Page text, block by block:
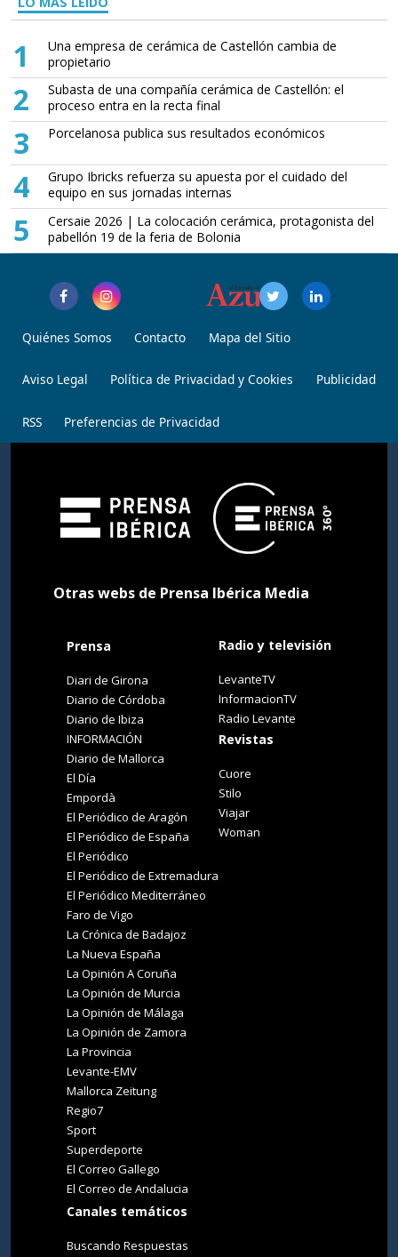
1
Una empresa de cerámica de Castellón cambia de
propietario
2
Subasta de una compañía cerámica de Castellón: el
proceso entra en la recta final
3 Porcelanosa publica sus resultados económicos
4
Grupo Ibricks refuerza su apuesta por el cuidado del
equipo en sus jornadas internas
5
Cersaie 2026 | La colocación cerámica, protagonista del
pabellón 19 de la feria de Bolonia
Quiénes Somos Contacto Mapa del Sitio
Aviso Legal Política de Privacidad y Cookies Publicidad
RSS Preferencias de Privacidad
Otras webs de Prensa Ibérica Media
Prensa
Diari de Girona
Diario de Córdoba
Diario de Ibiza
INFORMACIÓN
Diario de Mallorca
El Día
Empordà
El Periódico de Aragón
El Periódico de España
El Periódico
El Periódico de Extremadura
El Periódico Mediterráneo
Faro de Vigo
La Crónica de Badajoz
La Nueva España
La Opinión A Coruña
La Opinión de Murcia
La Opinión de Málaga
La Opinión de Zamora
La Provincia
Levante-EMV
Mallorca Zeitung
Regio7
Sport
Superdeporte
El Correo Gallego
El Correo de Andalucia
Canales temáticos
Buscando Respuestas
Radio y televisión
LevanteTV
InformacionTV
Radio Levante
Revistas
Cuore
Stilo
Viajar
Woman